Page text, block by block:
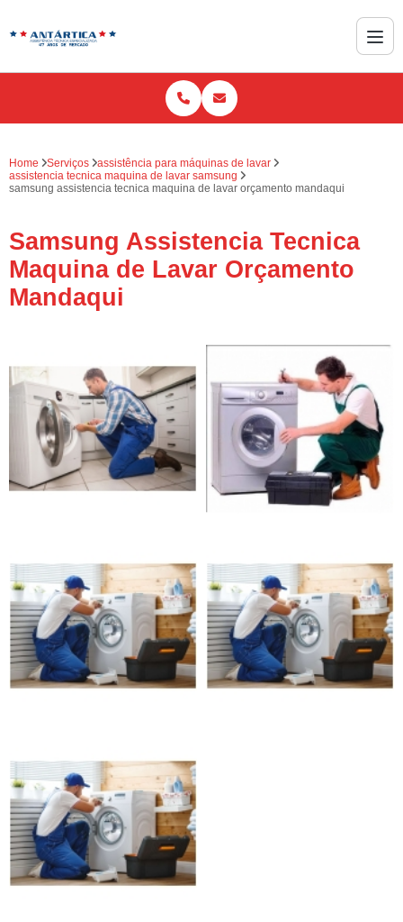
Home Serviços
assistência para máquinas de lavar
assistencia tecnica maquina de lavar samsung
samsung assistencia tecnica maquina de lavar orçamento mandaqui
Samsung Assistencia Tecnica
Maquina de Lavar Orçamento
Mandaqui